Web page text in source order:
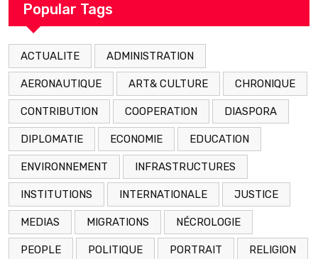
Popular Tags
ACTUALITE ADMINISTRATION
AERONAUTIQUE ART& CULTURE CHRONIQUE
CONTRIBUTION COOPERATION DIASPORA
DIPLOMATIE ECONOMIE EDUCATION
ENVIRONNEMENT INFRASTRUCTURES
INSTITUTIONS INTERNATIONALE JUSTICE
MEDIAS MIGRATIONS NÉCROLOGIE
PEOPLE POLITIQUE PORTRAIT RELIGION